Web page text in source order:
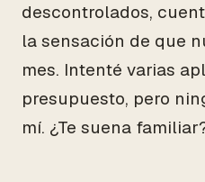
descontrolados,
la sensación de que
mes. Intenté varias
presupuesto, pero
mí. ¿Te suena